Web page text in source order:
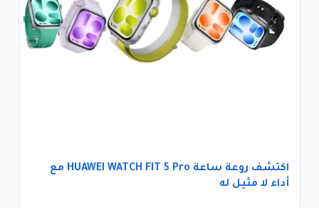
اكتشف روعة ساعة HUAWEI WATCH FIT 5 Pro مع
أداء لا مثيل له